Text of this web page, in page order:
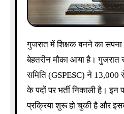
गुजरात में शिक्षक बनने का सपना देख रहे युवाओं के लिए एक
बेहतरीन मौका आया है। गुजरात
समिति (GSPESC) ने
के पदों पर भर्ती निकाली है।
प्रक्रिया शुरू हो चुकी है और